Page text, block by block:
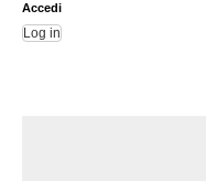
Accedi
Log in